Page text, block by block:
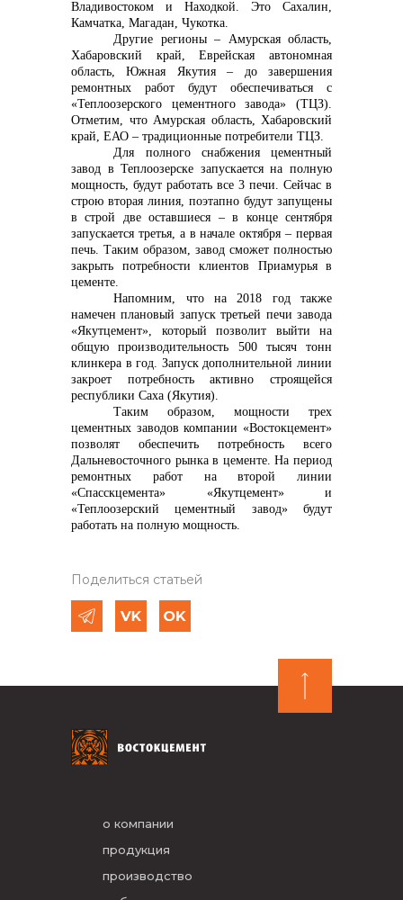
Владивостоком и Находкой. Это Сахалин,
Камчатка, Магадан, Чукотка.
Другие регионы – Амурская область,
Хабаровский край, Еврейская автономная
область, Южная Якутия – до завершения
ремонтных работ будут обеспечиваться с
«Теплоозерского цементного завода» (ТЦЗ).
Отметим, что Амурская область, Хабаровский
край, ЕАО – традиционные потребители ТЦЗ.
Для полного снабжения цементный
завод в Теплоозерске запускается на полную
мощность, будут работать все 3 печи. Сейчас в
строю вторая линия, поэтапно будут запущены
в строй две оставшиеся – в конце сентября
запускается третья, а в начале октября – первая
печь. Таким образом, завод сможет полностью
закрыть потребности клиентов Приамурья в
цементе.
Напомним, что на 2018 год также
намечен плановый запуск третьей печи завода
«Якутцемент», который позволит выйти на
общую производительность 500 тысяч тонн
клинкера в год. Запуск дополнительной линии
закроет потребность активно строящейся
республики Саха (Якутия).
Таким образом, мощности трех
цементных заводов компании «Востокцемент»
позволят обеспечить потребность всего
Дальневосточного рынка в цементе. На период
ремонтных работ на второй линии
«Спасскцемента» «Якутцемент» и
«Теплоозерский цементный завод» будут
работать на полную мощность.
Поделиться статьей
о компании
продукция
производство